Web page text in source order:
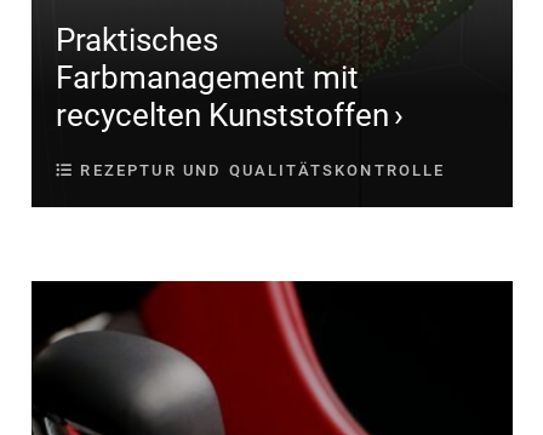
Praktisches
Farbmanagement mit
recycelten Kunststoffen
REZEPTUR UND QUALITÄTSKONTROLLE